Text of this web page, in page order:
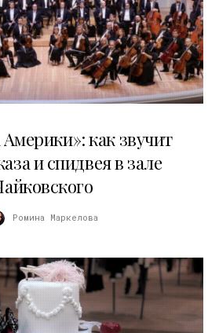
как звучит
и спидвея в зале
Ромина Маркелова